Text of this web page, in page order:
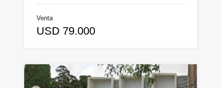
Venta
USD 79.000